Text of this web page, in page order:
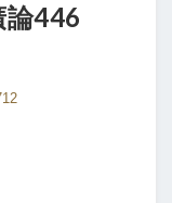
論446